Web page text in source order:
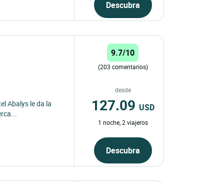
Descubra
Abalys le da la
9.7/10
(203 comentarios)
desde
127.09 USD
1 noche, 2 viajeros
Descubra